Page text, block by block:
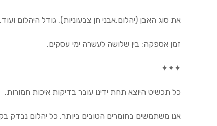
את סוג האבן (יהלום,אבני חן צבעוניות), גודל היהלום ועוד.
זמן אספקה: בין שלושה לעשרה ימי עסקים.
✦✦✦
כל תכשיט היוצא תחת ידינו עובר בדיקות איכות חמורות.
אנו משתמשים בחומרים הטובים ביותר, כל יהלום נבדק